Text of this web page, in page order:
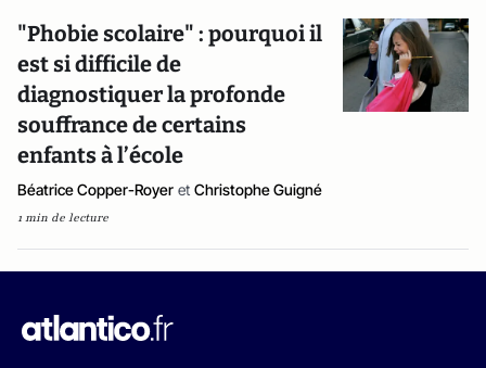
"Phobie scolaire" : pourquoi il
est si difficile de
diagnostiquer la profonde
souffrance de certains
enfants à l’école
Béatrice Copper-Royer et Christophe Guigné
1 min de lecture